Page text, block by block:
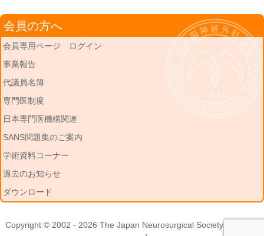
会員の方へ
会員専用ページ ログイン
事業報告
代議員名簿
専門医制度
日本専門医機構関連
SANS問題集のご案内
学術資料コーナー
過去のお知らせ
ダウンロード
Copyright © 2002 - 2026 The Japan Neurosurgical Society. All rights